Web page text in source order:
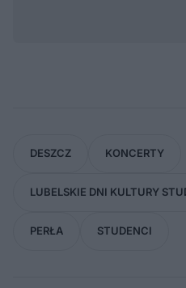
DESZCZ KONCERTY
LUBELSKIE DNI KULTURY
PERŁA STUDENCI